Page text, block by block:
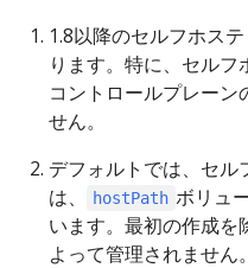
1.8以降のセルフホス
ります。特に、セル
コントロールプレー
せん。
デフォルトでは、セル
は、
hostPath ボリュ
います。最初の作成
よって管理されません。